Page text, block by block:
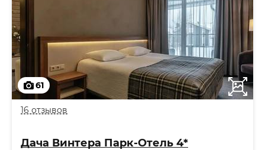
61
16 отзывов
Дача Винтера Парк-Отель 4*